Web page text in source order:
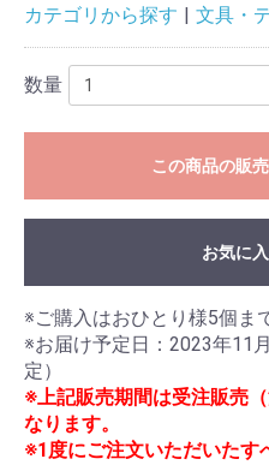
カテゴリから探す
文具・
数量
この商品の販
お気に
※ご購入はおひとり様5個ま
※お届け予定日：2023年11
※上記販売期間は受注販売
なります。
※1度にご注文いただいたす